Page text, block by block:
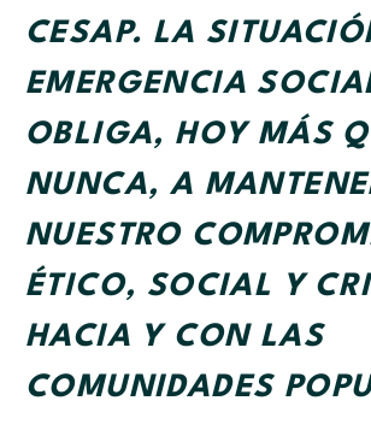
CESAP. LA
EMERGENCIA
OBLIGA, HOY MÁS
NUNCA, A
NUESTRO
ÉTICO, SOCIAL Y
HACIA Y CON LAS
COMUNIDADES